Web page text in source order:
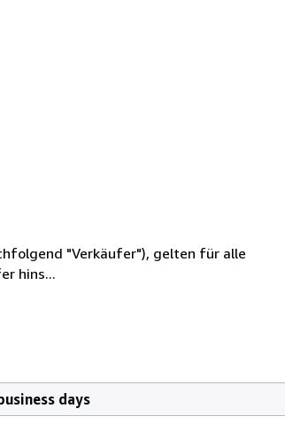
"Verkäufer"), gelten für alle
hins...
days